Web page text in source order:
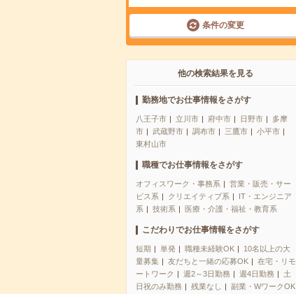
条件の変更
他の検索結果を見る
勤務地でお仕事情報をさがす
八王子市 立川市 府中市 日野市
多摩
市
武蔵野市 調布市 三鷹市
小平市
東村山市
職種でお仕事情報をさがす
オフィスワーク・事務系
営業・販売・サー
ビス系
クリエイティブ系
IT・エンジニア
系
技術系 医療・介護・福祉・教育系
こだわりでお仕事情報をさがす
短期 単発 職種未経験OK
10名以上の大
量募集
友だちと一緒の応募OK
在宅・リモ
ートワーク
週2～3日勤務 週4日勤務
土
日祝のみ勤務
残業なし
副業・WワークOK